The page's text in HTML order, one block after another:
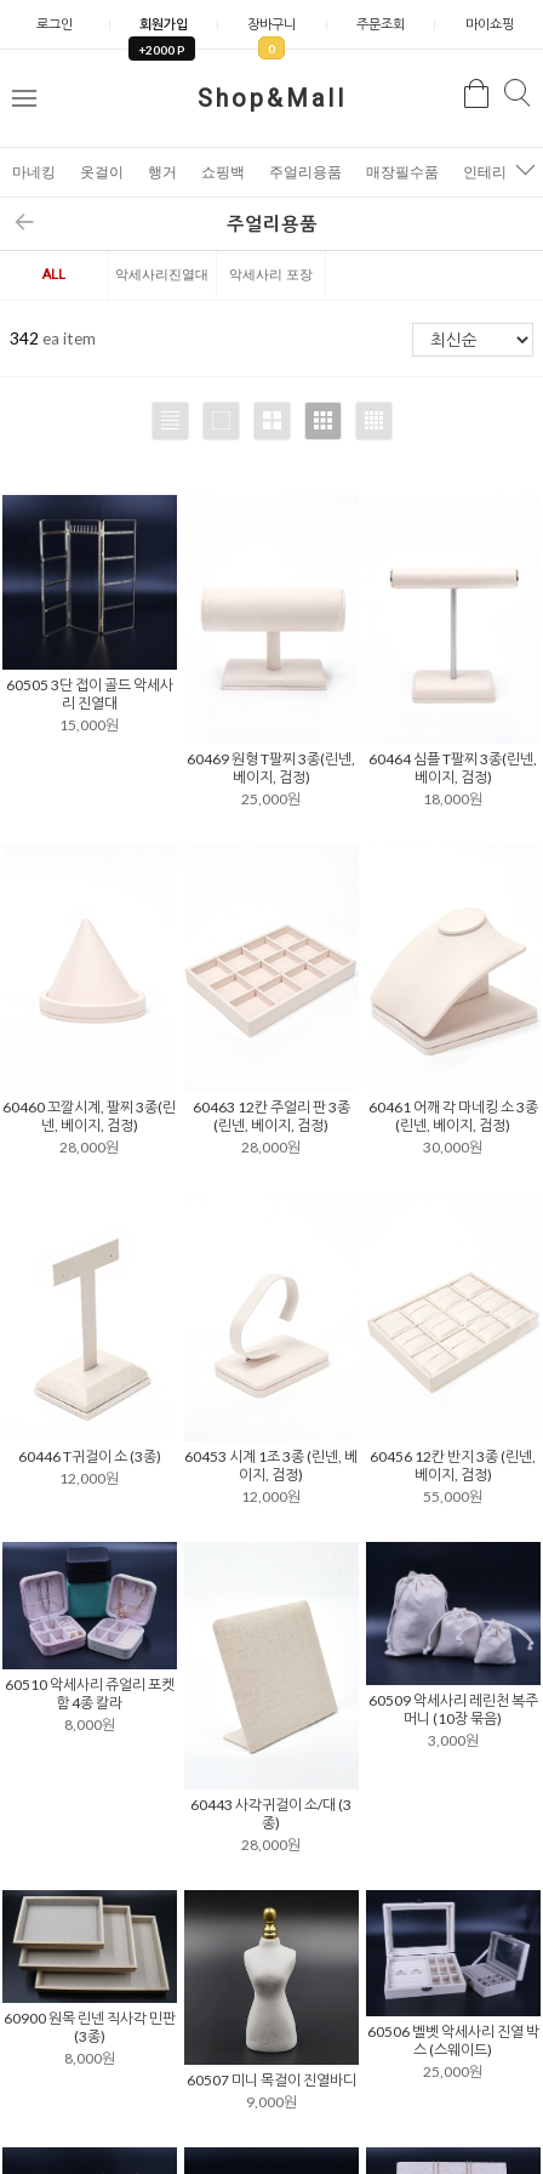
로그인 회원가입
+2000 P
장바구니
0
주문조회 마이쇼핑
Shop&Mall
메
검
마네킹 옷걸이 행거 쇼핑백 주얼리용품 매장필수품 인테리어소
주얼리용품
ALL 악세사리진열대 악세사리 포장
342 ea item
60505 3단 접이 골드 악세사
리 진열대
15,000원
60469 원형 T팔찌 3종(린넨,
베이지, 검정)
25,000원
60464 심플 T팔찌 3종(린넨,
베이지, 검정)
18,000원
60460 꼬깔시계, 팔찌 3종(린
넨, 베이지, 검정)
28,000원
60463 12칸 주얼리 판 3종
(린넨, 베이지, 검정)
28,000원
60461 어깨 각 마네킹 소 3종
(린넨, 베이지, 검정)
30,000원
60446 T귀걸이 소 (3종)
12,000원
60453 시계 1조 3종 (린넨, 베
이지, 검정)
12,000원
60456 12칸 반지 3종 (린넨,
베이지, 검정)
55,000원
60510 악세사리 쥬얼리 포켓
함 4종 칼라
8,000원
60443 사각귀걸이 소/대 (3
종)
28,000원
60509 악세사리 레린천 복주
머니 (10장 묶음)
3,000원
60900 원목 린넨 직사각 민판
(3종)
8,000원
60507 미니 목걸이 진열바디
9,000원
60506 벨벳 악세사리 진열 박
스 (스웨이드)
25,000원